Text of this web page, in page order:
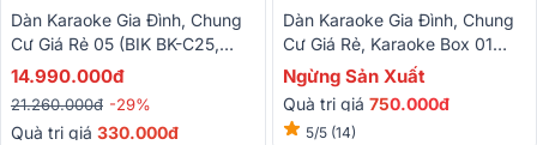
Dàn Karaoke Gia Đình, Chung
Cư Giá Rẻ 05 (BIK BK-C25,
Bksound DKA 5500)
14.990.000đ
21.260.000đ -29%
Quà trị giá 330.000đ
Dàn Karaoke Gia Đình, Chung
Cư Giá Rẻ, Karaoke Box 01
(BMB CSJ-06, Bksound DKA
5500)
Ngừng Sản Xuất
Quà trị giá 750.000đ
5/5 (14)